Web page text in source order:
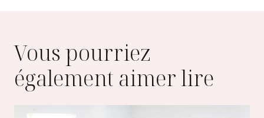
Vous pourriez
également aimer lire